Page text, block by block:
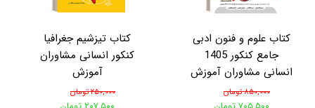
کتاب علوم و فنون ادبی
جامع کنکور 1405
انسانی مشاوران آموزش
۸۵۰,۰۰۰ تومان
کتاب تیزشیم جغرافیا
کنکور انسانی مشاوران
آموزش
۲۵۰,۰۰۰ تومان